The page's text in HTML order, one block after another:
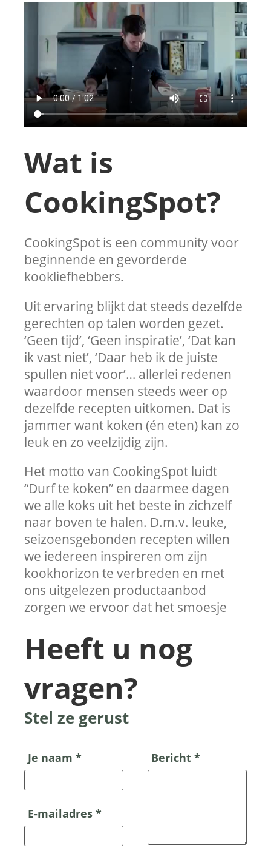
Wat is
CookingSpot?
CookingSpot is een community voor
beginnende en gevorderde
kookliefhebbers.
Uit ervaring blijkt dat steeds dezelfde
gerechten op talen worden gezet.
‘Geen tijd’, ‘Geen inspiratie’, ‘Dat kan
ik vast niet’, ‘Daar heb ik de juiste
spullen niet voor’… allerlei redenen
waardoor mensen steeds weer op
dezelfde recepten uitkomen. Dat is
jammer want koken (én eten) kan zo
leuk en zo veelzijdig zijn.
Het motto van CookingSpot luidt
“Durf te koken” en daarmee dagen
we alle koks uit het beste in zichzelf
naar boven te halen. D.m.v. leuke,
seizoensgebonden recepten willen
we iedereen inspireren om zijn
kookhorizon te verbreden en met
ons uitgelezen productaanbod
zorgen we ervoor dat het smoesje
Heeft u nog
vragen?
Stel ze gerust
Je naam *
E-mailadres *
Bericht *